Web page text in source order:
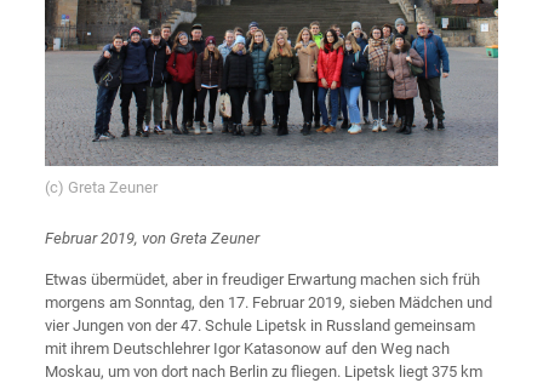
(c) Greta Zeuner
Februar 2019, von Greta Zeuner
Etwas übermüdet, aber in freudiger Erwartung machen sich früh
morgens am Sonntag, den 17. Februar 2019, sieben Mädchen und
vier Jungen von der 47. Schule Lipetsk in Russland gemeinsam
mit ihrem Deutschlehrer Igor Katasonow auf den Weg nach
Moskau, um von dort nach Berlin zu fliegen. Lipetsk liegt 375 km